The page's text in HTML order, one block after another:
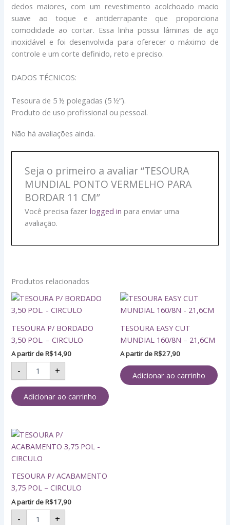
dedos maiores, com um revestimento acolchoado macio
suave ao toque e antiderrapante que proporciona
comodidade ao cortar. Essa linha possui lâminas de aço
inoxidável e foi desenvolvida para oferecer o máximo de
controle e um corte definido, reto e preciso.
DADOS TÉCNICOS:
Tesoura de 5 ½ polegadas (5 ½”).
Produto de uso profissional ou pessoal.
Não há avaliações ainda.
Seja o primeiro a avaliar “TESOURA
MUNDIAL PONTO VERMELHO PARA
BORDAR 11 CM”
Você precisa fazer logged in para enviar uma
avaliação.
Produtos relacionados
TESOURA P/ BORDADO
3,50 POL. – CIRCULO
A partir deR$14,90
-
TESOURA
P/
3,50
POL.
CIRCULO
quantidade
+
Adicionar ao carrinho
TESOURA EASY CUT
MUNDIAL 160/8N – 21,6CM
A partir deR$27,90
Adicionar ao carrinho
TESOURA P/ ACABAMENTO
3,75 POL – CIRCULO
A partir deR$17,90
-
TESOURA
P/
ACABAMENTO
3,75
POL
-
quantidade
+